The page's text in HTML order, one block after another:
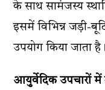
के साथ सामंजस्य
इसमें विभिन्न जड़ी-
उपयोग किया जाता है।
आयुर्वेदिक उपचारों